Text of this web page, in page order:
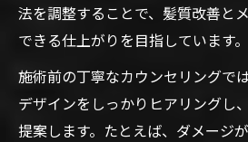
法を調整することで、髪質改善と
できる仕上がりを目指しています。
施術前の丁寧なカウンセリングで
デザインをしっかりヒアリングし
提案します。たとえば、ダメージ